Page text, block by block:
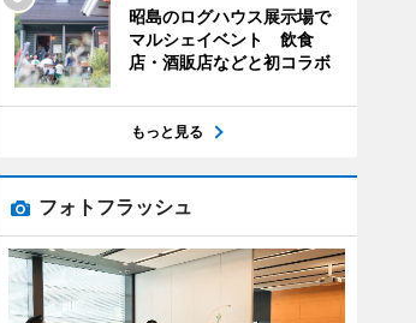
昭島のログハウス展示場で
マルシェイベント 飲食
店・酒販店などと初コラボ
もっと見る
フォトフラッシュ